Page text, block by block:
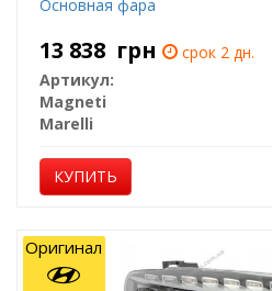
Основная фара
13 838 грн
срок 2 дн.
Артикул:
Magneti
Marelli
КУПИТЬ
Оригинал